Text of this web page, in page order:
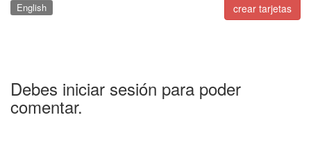
crear tarjetas
English
Debes iniciar sesión para poder
comentar.